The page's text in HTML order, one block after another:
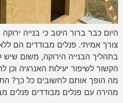
היום כבר ברור היטב כי בנייה
צורך אמיתי. פנלים מבודדים הם
בתהליך הבנייה הירוקה, משום
הקשור לשיפור יעילות האנרגיה
מה הופך אותם לחשובים כל כך?
מהירה עם פנלים מבודדים פנלים